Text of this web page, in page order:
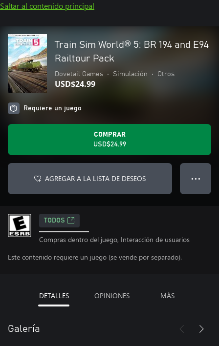
Saltar al contenido principal
Train Sim World® 5: BR 194 and E94
Railtour Pack
Dovetail Games • Simulación • Otros
USD$24.99
Requiere un juego
COMPRAR
USD$24.99
AGREGAR A LA LISTA DE DESEOS ● ● ●
TODOS
Compras dentro del juego, Interacción de usuarios
Este contenido requiere un juego (se vende por separado).
DETALLES OPINIONES MÁS
Galería